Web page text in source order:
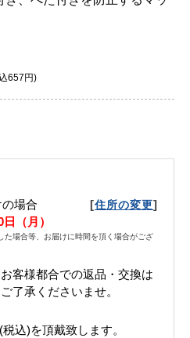
657円)
場合 [住所の変更]
（月）
た場合等、お届けに時間を頂く場合がござ
客様都合での返品・交換は
了承くださいませ。
税込)を頂戴致します。